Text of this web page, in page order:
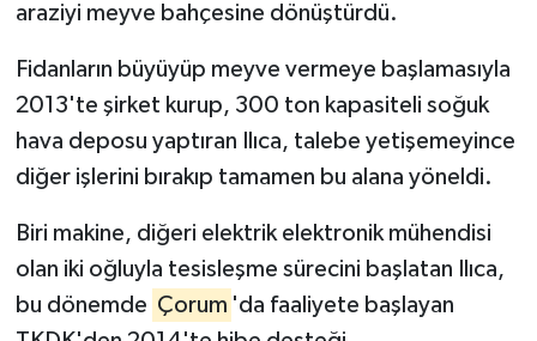
araziyi meyve bahçesine dönüştürdü.
Fidanların büyüyüp meyve vermeye başlamasıyla
2013'te şirket kurup, 300 ton kapasiteli soğuk
hava deposu yaptıran Ilıca, talebe yetişemeyince
diğer işlerini bırakıp tamamen bu alana yöneldi.
Biri makine, diğeri elektrik elektronik mühendisi
olan iki oğluyla tesisleşme sürecini başlatan Ilıca,
bu dönemde Çorum 'da faaliyete başlayan